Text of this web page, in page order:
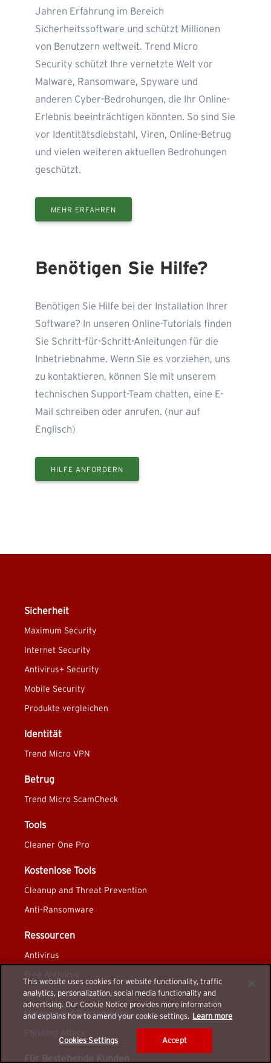
Jahren Erfahrung im Bereich
Sicherheitssoftware und schützt Millionen
von Benutzern weltweit. Trend Micro
Security schützt Ihre vernetzte Welt vor
Malware, Ransomware, Spyware und
anderen Cyber-Bedrohungen, die Ihr Online-
Erlebnis beeinträchtigen könnten. So sind Sie
vor Identitätsdiebstahl, Viren, Online-Betrug
und vielen weiteren aktuellen Bedrohungen
geschützt.
MEHR ERFAHREN
Benötigen Sie Hilfe?
Benötigen Sie Hilfe bei der Installation Ihrer
Software? In unseren Online-Tutorials finden
Sie Schritt-für-Schritt-Anleitungen für die
Inbetriebnahme. Wenn Sie es vorziehen, uns
zu kontaktieren, können Sie mit unserem
technischen Support-Team chatten, eine E-
Mail schreiben oder anrufen. (nur auf
Englisch)
HILFE ANFORDERN
Sicherheit
Maximum Security
Internet Security
Antivirus+ Security
Mobile Security
Produkte vergleichen
Identität
Trend Micro VPN
Betrug
Trend Micro ScamCheck
Tools
Cleaner One Pro
Kostenlose Tools
Cleanup and Threat Prevention
Anti-Ransomware
Ressourcen
Antivirus
Free Antivirus
Identity Theft Protection
Malware and Ransomware
Phishing Attack
Für Bestehende Kunden
This website uses cookies for website functionality, traffic
analytics, personalization, social media functionality and
advertising. Our Cookie Notice provides more information
and explains how to amend your cookie settings. Learn more
Cookies Settings Accept